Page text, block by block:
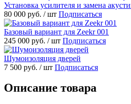
Установка усилителя и замена
80 000 руб. / шт Подписаться
Базовый вариант для Zeekr 001
245 000 руб. / шт Подписаться
Шумоизоляция дверей
7 500 руб. / шт Подписаться
Описание товара